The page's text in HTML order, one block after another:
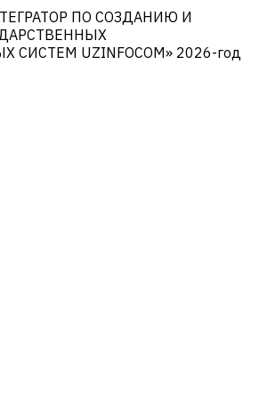
ПО СОЗДАНИЮ И
UZINFOCOM» 2026-год